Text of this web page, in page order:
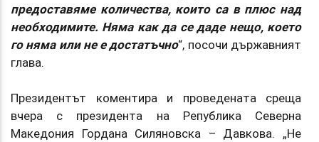
предоставяме количества, които са в плюс над
необходимите. Няма как да се даде нещо, което
го няма или не е достатъчно“, посочи държавният
глава.
Президентът коментира и проведената среща
вчера с президента на Република Северна
Македония Гордана Силяновска – Давкова. „Не